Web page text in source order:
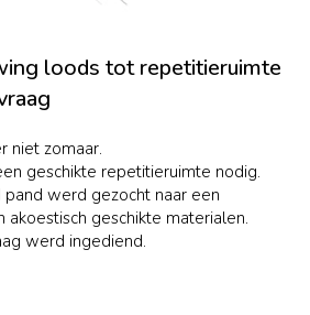
loods tot repetitieruimte
niet zomaar.
geschikte repetitieruimte nodig.
werd gezocht naar een
akoestisch geschikte materialen.
werd ingediend.